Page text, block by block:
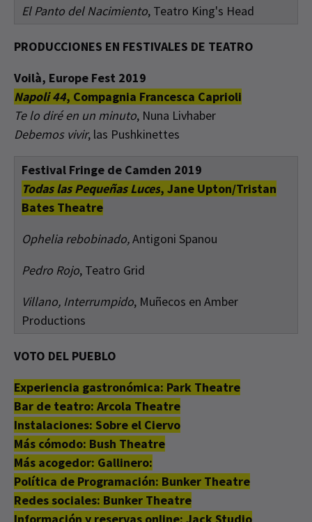
El Panto del Nacimiento, Teatro King's Head
PRODUCCIONES EN FESTIVALES DE TEATRO
Voilà, Europe Fest 2019
Napoli 44, Compagnia Francesca Caprioli
Te lo diré en un minuto, Nuna Livhaber
Debemos vivir, las Pushkinettes
Festival Fringe de Camden 2019
Todas las Pequeñas Luces, Jane Upton/Tristan
Bates Theatre
Ophelia rebobinado,Antigoni Spanou
Pedro Rojo, Teatro Grid
Villano, Interrumpido, Muñecos en Amber
Productions
VOTO DEL PUEBLO
Experiencia gastronómica: Park Theatre
Bar de teatro: Arcola Theatre
Instalaciones: Sobre el Ciervo
Más cómodo: Bush Theatre
Más acogedor: Gallinero:
Política de Programación: Bunker Theatre
Redes sociales: Bunker Theatre